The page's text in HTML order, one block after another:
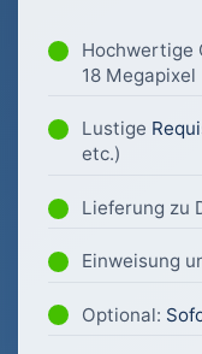
Hochwertige
18 Megapixel
Lustige
etc.)
Lieferung zu
Einweisung
Optional: